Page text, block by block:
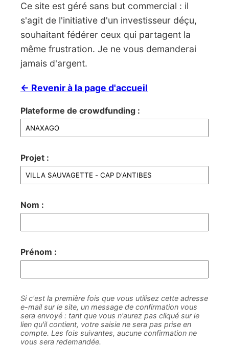
Ce site est géré sans but commercial : il
s'agit de l'initiative d'un investisseur déçu,
souhaitant fédérer ceux qui partagent la
même frustration. Je ne vous demanderai
jamais d'argent.
← Revenir à la page d'accueil
Plateforme de crowdfunding :
Projet :
Nom :
Prénom :
Si c'est la première fois que vous utilisez cette adresse
e-mail sur le site, un message de confirmation vous
sera envoyé : tant que vous n'aurez pas cliqué sur le
lien qu'il contient, votre saisie ne sera pas prise en
compte. Les fois suivantes, aucune confirmation ne
vous sera redemandée.